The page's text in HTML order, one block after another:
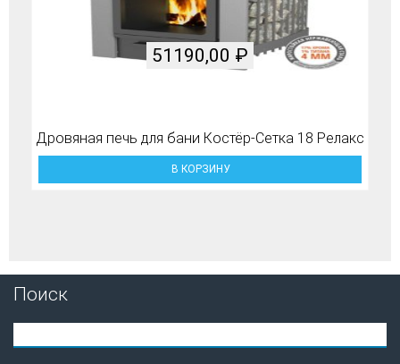
Дровяная печь для бани Костёр-Сетка 18 Релакс
51190,00 ₽
В КОРЗИНУ
Поиск